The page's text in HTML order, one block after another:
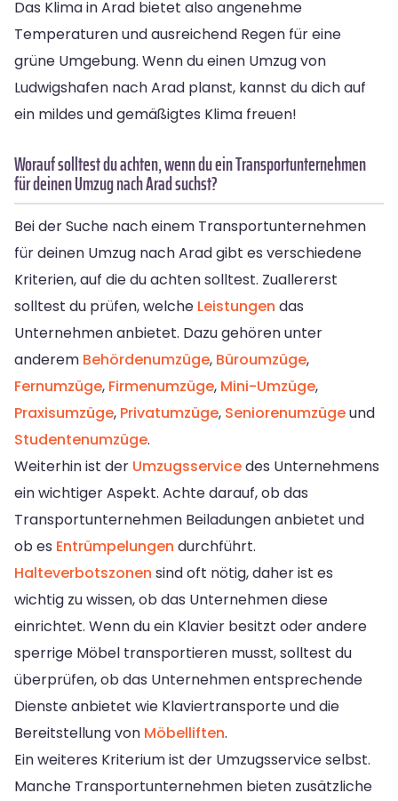
Das Klima in Arad bietet also angenehme
Temperaturen und ausreichend Regen für eine
grüne Umgebung. Wenn du einen Umzug von
Ludwigshafen nach Arad planst, kannst du dich auf
ein mildes und gemäßigtes Klima freuen!
Worauf solltest du achten, wenn du ein Transportunternehmen
für deinen Umzug nach Arad suchst?
Bei der Suche nach einem Transportunternehmen
für deinen Umzug nach Arad gibt es verschiedene
Kriterien, auf die du achten solltest. Zuallererst
solltest du prüfen, welche Leistungen das
Unternehmen anbietet. Dazu gehören unter
anderem Behördenumzüge, Büroumzüge,
Fernumzüge, Firmenumzüge, Mini-Umzüge,
Praxisumzüge, Privatumzüge, Seniorenumzügeund
Studentenumzüge.
Weiterhin ist der Umzugsservicedes Unternehmens
ein wichtiger Aspekt. Achte darauf, ob das
Transportunternehmen Beiladungen anbietet und
ob es Entrümpelungen durchführt.
Halteverbotszonen sind oft nötig, daher ist es
wichtig zu wissen, ob das Unternehmen diese
einrichtet. Wenn du ein Klavier besitzt oder andere
sperrige Möbel transportieren musst, solltest du
überprüfen, ob das Unternehmen entsprechende
Dienste anbietet wie Klaviertransporte und die
Bereitstellung von Möbelliften.
Ein weiteres Kriterium ist der Umzugsservice selbst.
Manche Transportunternehmen bieten zusätzliche